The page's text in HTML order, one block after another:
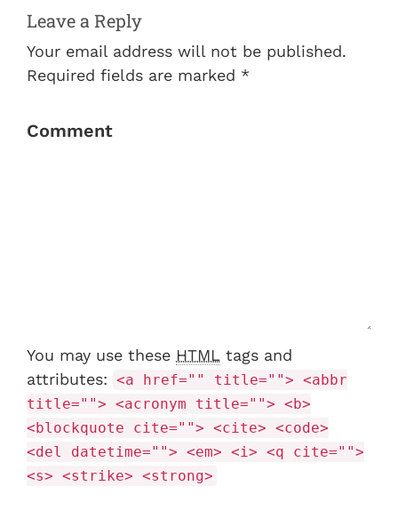
Leave a Reply
Your email address will not be published.
Required fields are marked *
Comment
You may use these HTML tags and
attributes: <a href="" title=""> <abbr
title=""> <acronym title=""> <b>
<blockquote cite=""> <cite> <code>
<del datetime=""> <em> <i> <q cite="">
<s> <strike> <strong>